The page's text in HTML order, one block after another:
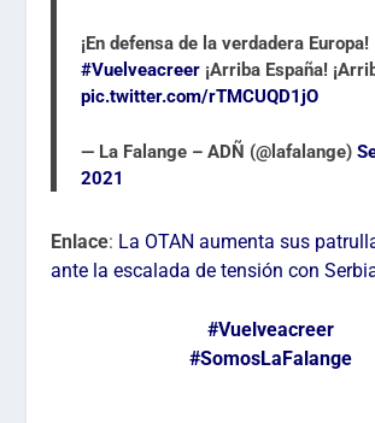
¡En defensa de la verdadera Europa!
#Vuelveacreer ¡Arriba España!
pic.twitter.com/rTMCUQD1jO
— La Falange – ADÑ (@lafalange)
2021
Enlace: La OTAN aumenta sus
ante la escalada de tensión con
#Vuelveacreer
#SomosLaFalange